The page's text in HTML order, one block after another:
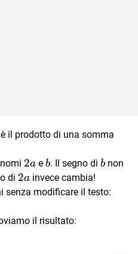
è il prodotto di una somma
2a
2a e b
b. Il segno di b
b non
di 2a
2a invece cambia!
senza modificare il testo:
il risultato: